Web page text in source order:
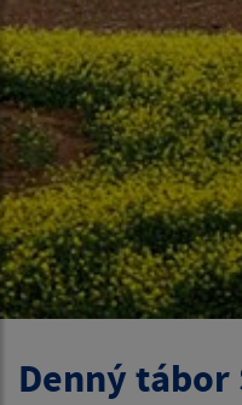
Denný tábor